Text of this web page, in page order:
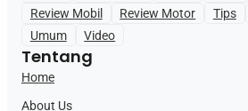
Review Mobil
Review Motor Tips
Umum
Video
Tentang
Home
About Us